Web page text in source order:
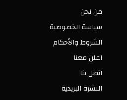
من نحن
سياسة الخصوصية
الشروط والأحكام
اعلن معنا
اتصل بنا
النشرة البريدية